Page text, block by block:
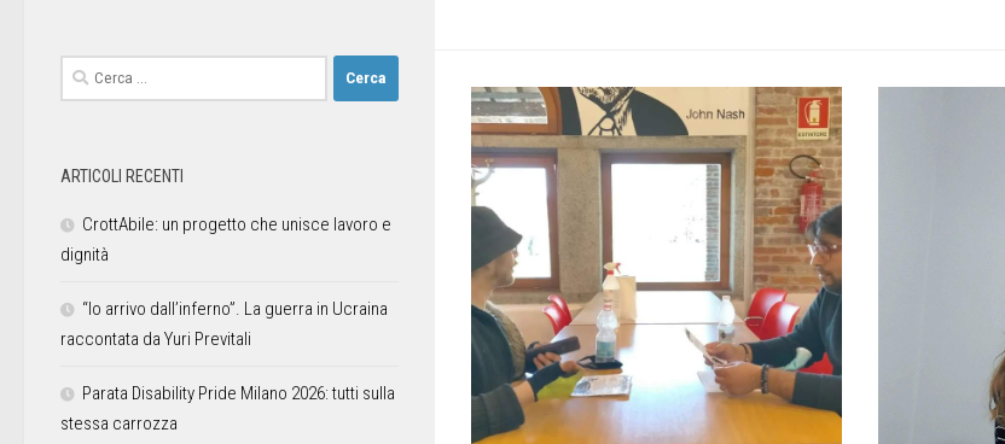
ARTICOLI RECENTI
CrottAbile: un progetto che unisce lavoro e
dignità
“Io arrivo dall’inferno”. La guerra in Ucraina
raccontata da Yuri Previtali
Parata Disability Pride Milano 2026: tutti sulla
stessa carrozza